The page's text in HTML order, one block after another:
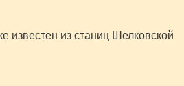
известен из станиц Шелковской